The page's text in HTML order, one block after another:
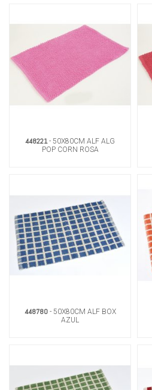
448221- 50X80CM ALF ALG
POP CORN ROSA
448780- 50X80CM ALF BOX
AZUL